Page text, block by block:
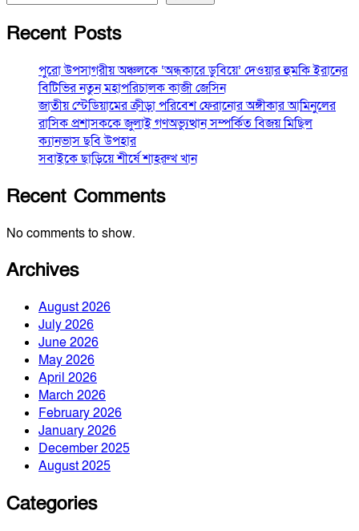
Recent Posts
পুরো উপসাগরীয় অঞ্চলকে ‘অন্ধকারে ডুবিয়ে’ দেওয়ার হুমকি ইরানের
বিটিভির নতুন মহাপরিচালক কাজী জেসিন
জাতীয় স্টেডিয়ামের ক্রীড়া পরিবেশ ফেরানোর অঙ্গীকার আমিনুলের
রাসিক প্রশাসককে জুলাই গণঅভ্যুত্থান সম্পর্কিত বিজয় মিছিল
ক্যানভাস ছবি উপহার
সবাইকে ছাড়িয়ে শীর্ষে শাহরুখ খান
Recent Comments
No comments to show.
Archives
August 2026
July 2026
June 2026
May 2026
April 2026
March 2026
February 2026
January 2026
December 2025
August 2025
Categories